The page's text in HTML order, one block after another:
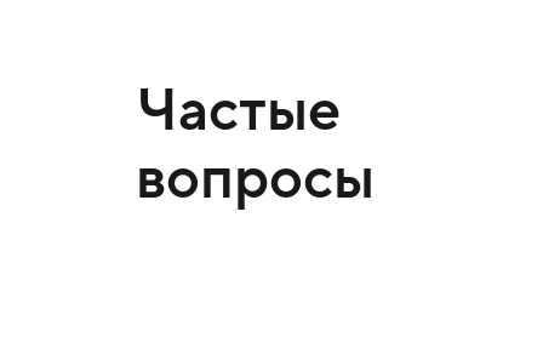
Частые
вопросы